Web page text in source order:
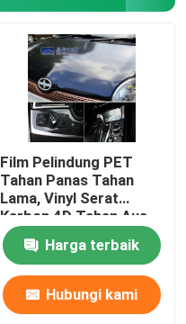
Film Pelindung PET
Tahan Panas Tahan
Lama, Vinyl Serat
Karbon 4D Tahan Aus
Harga terbaik
Hubungi kami